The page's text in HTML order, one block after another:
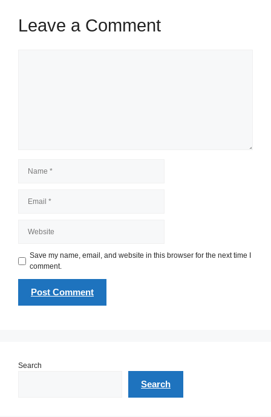
Leave a Comment
Save my name, email, and website in this browser for the next time I
comment.
Search
Search